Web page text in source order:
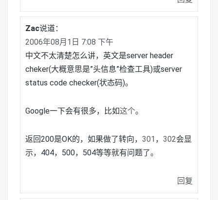
Zac说道：
2006年08月1日 7:08 下午
中文不太清楚怎么讲，英文是server header
cheker(大概意思是”头信息”检查工具)或server
status code checker(状态码)。
Google一下会有很多，比如这个。
返回200是OK的，如果做了转向， 301 ， 302会显
示，404，500，504等等就有问题了。
回复